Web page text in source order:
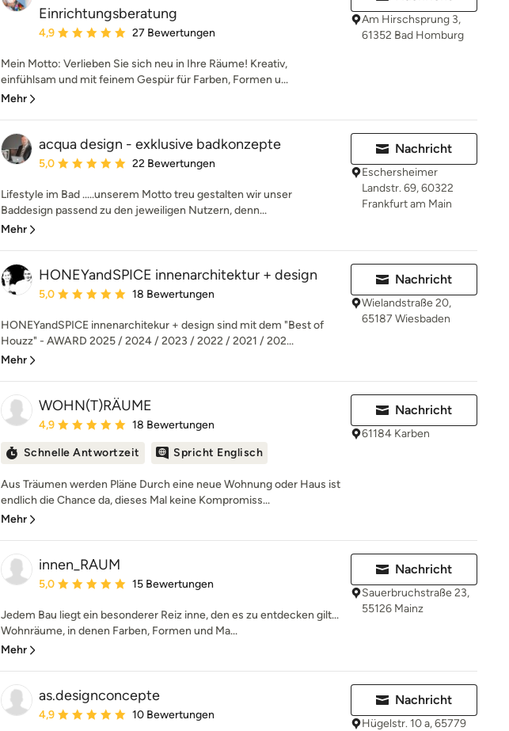
Einrichtungsberatung
Durchschnittliche Bewertung: 4.9 von 5 Sternen
4,9 27 Bewertungen
Mein Motto: Verlieben Sie sich neu in Ihre Räume! Kreativ,
einfühlsam und mit feinem Gespür für Farben, Formen u...
Mehr
Am Hirschsprung 3,
61352 Bad Homburg
acqua design - exklusive badkonzepte
Durchschnittliche Bewertung: 5 von 5 Sternen
5,0 22 Bewertungen
Lifestyle im Bad .....unserem Motto treu gestalten wir unser
Baddesign passend zu den jeweiligen Nutzern, denn...
Mehr
Nachricht
Eschersheimer
Landstr. 69, 60322
Frankfurt am Main
HONEYandSPICE innenarchitektur + design
Durchschnittliche Bewertung: 5 von 5 Sternen
5,0 18 Bewertungen
HONEYandSPICE innenarchitekur + design sind mit dem "Best of
Houzz" - AWARD 2025 / 2024 / 2023 / 2022 / 2021 / 202...
Mehr
Nachricht
Wielandstraße 20,
65187 Wiesbaden
WOHN(T)RÄUME
Durchschnittliche Bewertung: 4.9 von 5 Sternen
4,9 18 Bewertungen
Schnelle Antwortzeit Spricht Englisch
Aus Träumen werden Pläne Durch eine neue Wohnung oder Haus ist
endlich die Chance da, dieses Mal keine Kompromiss...
Mehr
Nachricht
61184 Karben
innen_RAUM
Durchschnittliche Bewertung: 5 von 5 Sternen
5,0 15 Bewertungen
Jedem Bau liegt ein besonderer Reiz inne, den es zu entdecken gilt...
Wohnräume, in denen Farben, Formen und Ma...
Mehr
Nachricht
Sauerbruchstraße 23,
55126 Mainz
as.designconcepte
Durchschnittliche Bewertung: 4.9 von 5 Sternen
4,9 10 Bewertungen
Nachricht
Hügelstr. 10 a, 65779